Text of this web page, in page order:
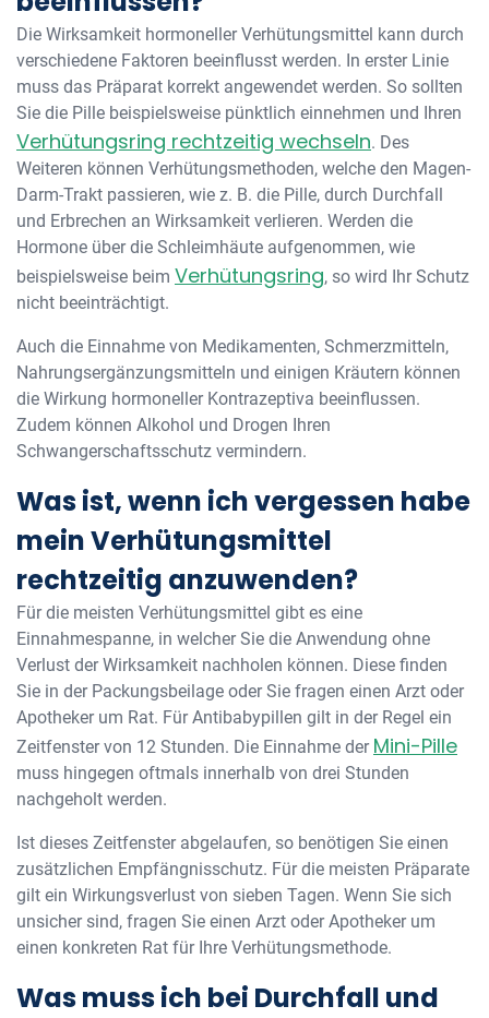
Die Wirksamkeit hormoneller Verhütungsmittel kann durch
verschiedene Faktoren beeinflusst werden. In erster Linie
muss das Präparat korrekt angewendet werden. So sollten
Sie die Pille beispielsweise pünktlich einnehmen und Ihren
Verhütungsring rechtzeitig wechseln. Des
Weiteren können Verhütungsmethoden, welche den Magen-
Darm-Trakt passieren, wie z. B. die Pille, durch Durchfall
und Erbrechen an Wirksamkeit verlieren. Werden die
Hormone über die Schleimhäute aufgenommen, wie
beispielsweise beim Verhütungsring, so wird Ihr Schutz
nicht beeinträchtigt.
Auch die Einnahme von Medikamenten, Schmerzmitteln,
Nahrungsergänzungsmitteln und einigen Kräutern können
die Wirkung hormoneller Kontrazeptiva beeinflussen.
Zudem können Alkohol und Drogen Ihren
Schwangerschaftsschutz vermindern.
Was ist, wenn ich vergessen habe
mein Verhütungsmittel
rechtzeitig anzuwenden?
Für die meisten Verhütungsmittel gibt es eine
Einnahmespanne, in welcher Sie die Anwendung ohne
Verlust der Wirksamkeit nachholen können. Diese finden
Sie in der Packungsbeilage oder Sie fragen einen Arzt oder
Apotheker um Rat. Für Antibabypillen gilt in der Regel ein
Zeitfenster von 12 Stunden. Die Einnahme der Mini-Pille
muss hingegen oftmals innerhalb von drei Stunden
nachgeholt werden.
Ist dieses Zeitfenster abgelaufen, so benötigen Sie einen
zusätzlichen Empfängnisschutz. Für die meisten Präparate
gilt ein Wirkungsverlust von sieben Tagen. Wenn Sie sich
unsicher sind, fragen Sie einen Arzt oder Apotheker um
einen konkreten Rat für Ihre Verhütungsmethode.
Was muss ich bei Durchfall und